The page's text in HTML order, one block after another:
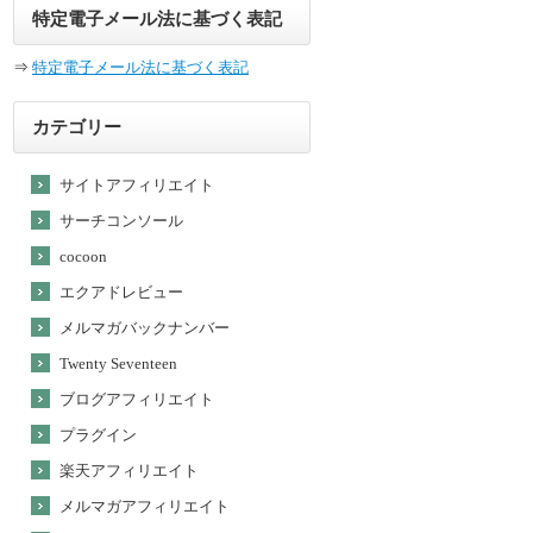
特定電子メール法に基づく表記
⇒ 特定電子メール法に基づく表記
カテゴリー
サイトアフィリエイト
サーチコンソール
cocoon
エクアドレビュー
メルマガバックナンバー
Twenty Seventeen
ブログアフィリエイト
プラグイン
楽天アフィリエイト
メルマガアフィリエイト